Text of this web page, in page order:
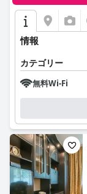
情報
カテゴリー
無料Wi-Fi